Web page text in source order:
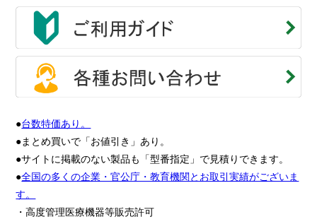
●台数特価あり。
●まとめ買いで「お値引き」あり。
●サイトに掲載のない製品も「型番指定」で見積りできます。
●全国の多くの企業・官公庁・教育機関とお取引実績がございま
す。
・高度管理医療機器等販売許可